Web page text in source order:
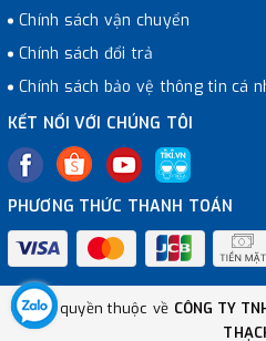
Chính sách vận chuyển
Chính sách đổi trả
Chính sách bảo vệ thông tin cá
KẾT NỐI VỚI CHÚNG TÔI
PHƯƠNG THỨC THANH TOÁN
© Bản quyền thuộc về CÔNG TY